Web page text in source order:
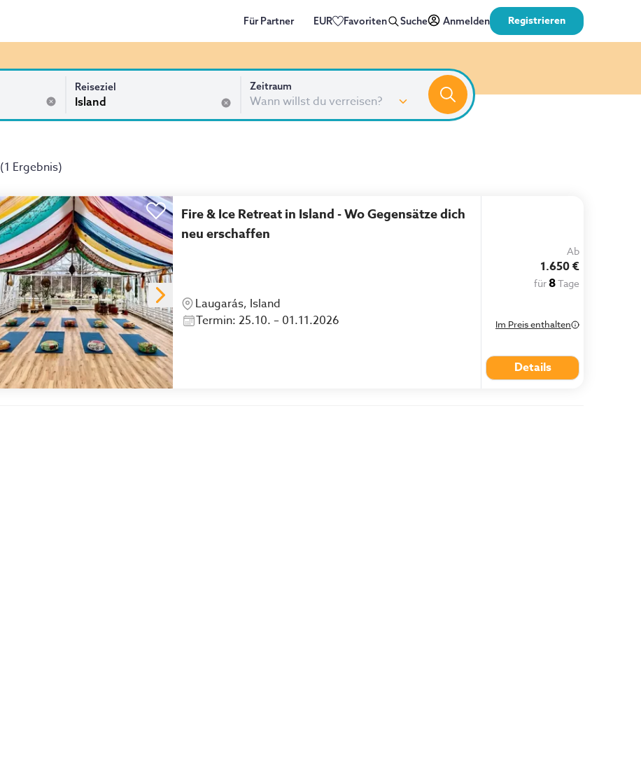
Für Partner EUR Favoriten Suche Anmelden Registrieren
Reiseziel Zeitraum
Wann willst du verreisen?
(1 Ergebnis)
Fire & Ice Retreat in Island - Wo Gegensätze dich
neu erschaffen
Laugarás, Island
Termin: 25.10. – 01.11.2026
Ab
1.650 €
für8Tage
Im Preis enthalten
Details